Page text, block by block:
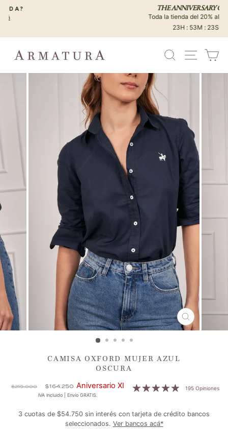
directamente
contenido
diapositivas
Toda la tienda del 20% al 40% off
BUSCAR
CERRAR
(ESC)
CAMISA OXFORD MUJER AZUL
OSCURA
195 Opiniones
Precio
$219.000
Precio
de
$164.250 Aniversario XI
IVA Incluido | Envío GRATIS.
3 cuotas de $54.750 sin interés con tarjeta de crédito bancos
seleccionados. Ver bancos acá*